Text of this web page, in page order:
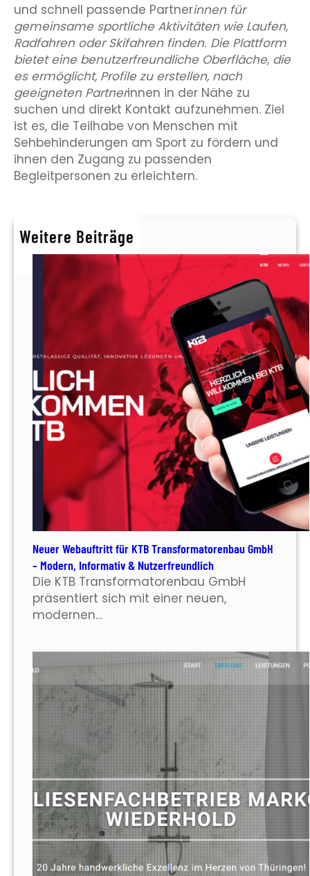
und schnell passende Partnerinnen für
gemeinsame sportliche Aktivitäten wie Laufen,
Radfahren oder Skifahren finden. Die Plattform
bietet eine benutzerfreundliche Oberfläche, die
es ermöglicht, Profile zu erstellen, nach
geeigneten Partnerinnen in der Nähe zu
suchen und direkt Kontakt aufzunehmen. Ziel
ist es, die Teilhabe von Menschen mit
Sehbehinderungen am Sport zu fördern und
ihnen den Zugang zu passenden
Begleitpersonen zu erleichtern.
Weitere Beiträge
Neuer Webauftritt für KTB Transformatorenbau GmbH
– Modern, Informativ & Nutzerfreundlich
Die KTB Transformatorenbau GmbH
präsentiert sich mit einer neuen,
modernen…